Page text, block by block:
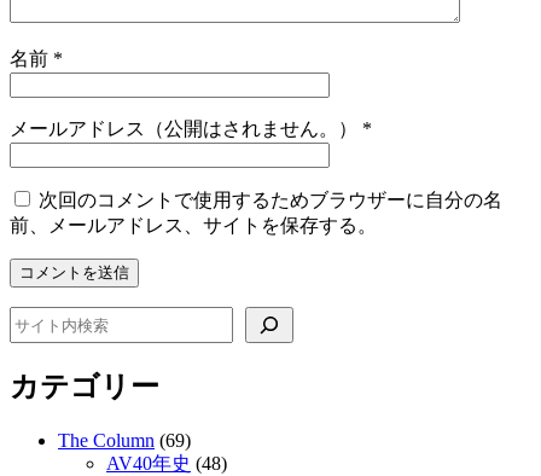
名前 *
メールアドレス（公開はされません。） *
次回のコメントで使用するためブラウザーに自分の名
前、メールアドレス、サイトを保存する。
検索
カテゴリー
The Column (69)
AV40年史 (48)